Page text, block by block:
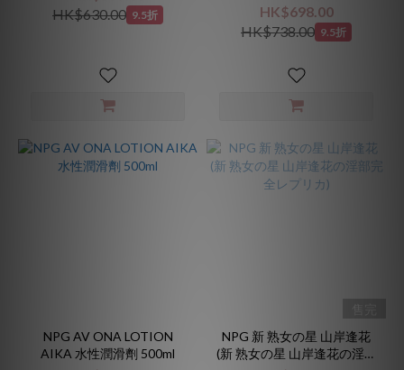
HK$630.00 9.5折
HK$698.00
HK$738.00 9.5折
NPG AV ONA LOTION
AIKA 水性潤滑劑 500ml
NPG 新 熟女の星 山岸逢花
(新 熟女の星 山岸逢花の淫部